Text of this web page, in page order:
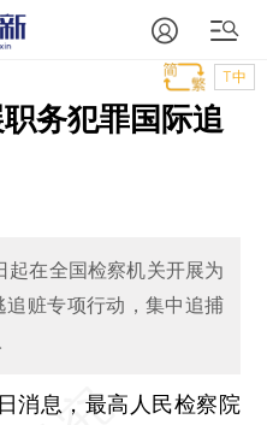
T中
务犯罪国际追
在全国检察机关开展为
赃专项行动，集中追捕
息，最高人民检察院